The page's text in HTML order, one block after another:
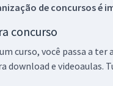
de concursos é
concurso
curso, você passa a
download e videoaulas.